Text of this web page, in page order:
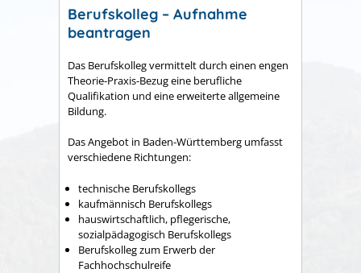
Berufskolleg – Aufnahme
beantragen
Das Berufskolleg vermittelt durch einen engen
Theorie-Praxis-Bezug eine berufliche
Qualifikation und eine erweiterte allgemeine
Bildung.
Das Angebot in Baden-Württemberg umfasst
verschiedene Richtungen:
technische Berufskollegs
kaufmännisch Berufskollegs
hauswirtschaftlich, pflegerische,
sozialpädagogisch Berufskollegs
Berufskolleg zum Erwerb der
Fachhochschulreife